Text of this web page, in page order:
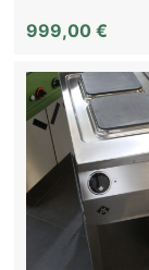
999,00 €